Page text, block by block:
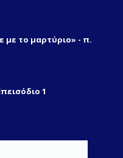
με το μαρτύριο» - π.
1